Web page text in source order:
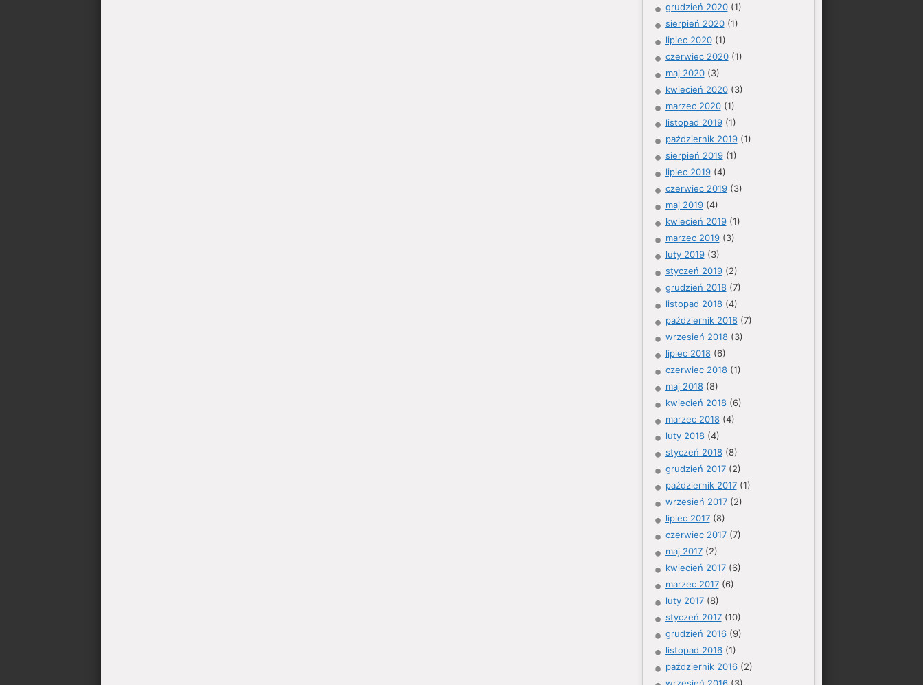
grudzień 2020(1)
sierpień 2020(1)
lipiec 2020(1)
czerwiec 2020(1)
maj 2020(3)
kwiecień 2020(3)
marzec 2020(1)
listopad 2019(1)
październik 2019(1)
sierpień 2019(1)
lipiec 2019(4)
czerwiec 2019(3)
maj 2019(4)
kwiecień 2019(1)
marzec 2019(3)
luty 2019(3)
styczeń 2019(2)
grudzień 2018(7)
listopad 2018(4)
październik 2018(7)
wrzesień 2018(3)
lipiec 2018(6)
czerwiec 2018(1)
maj 2018(8)
kwiecień 2018(6)
marzec 2018(4)
luty 2018(4)
styczeń 2018(8)
grudzień 2017(2)
październik 2017(1)
wrzesień 2017(2)
lipiec 2017(8)
czerwiec 2017(7)
maj 2017(2)
kwiecień 2017(6)
marzec 2017(6)
luty 2017(8)
styczeń 2017(10)
grudzień 2016(9)
listopad 2016(1)
październik 2016(2)
wrzesień 2016(3)